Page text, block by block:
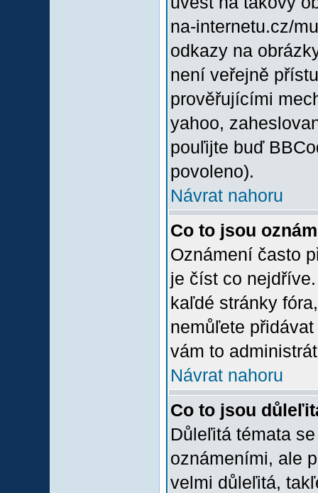
na-internetu.cz/
odkazy na
není veřejně
prověřujícími
yahoo,
pouľijte buď
povoleno).
Návrat nahoru
Co to jsou
Oznámení často
je číst co
kaľdé stránky
nemůľete
vám to
Návrat nahoru
Co to jsou
Důleľitá témata
oznámeními, ale
velmi důleľitá,